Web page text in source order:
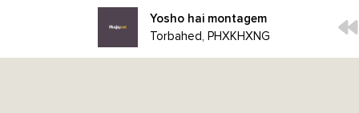
Yosho hai montagem
Torbahed, PHXKHXNG